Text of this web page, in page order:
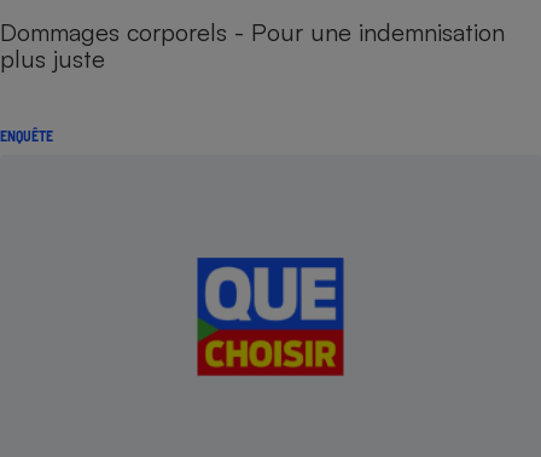
Dommages corporels - Pour une indemnisation
plus juste
ENQUÊTE